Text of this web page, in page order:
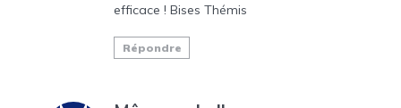
efficace ! Bises Thémis
Répondre